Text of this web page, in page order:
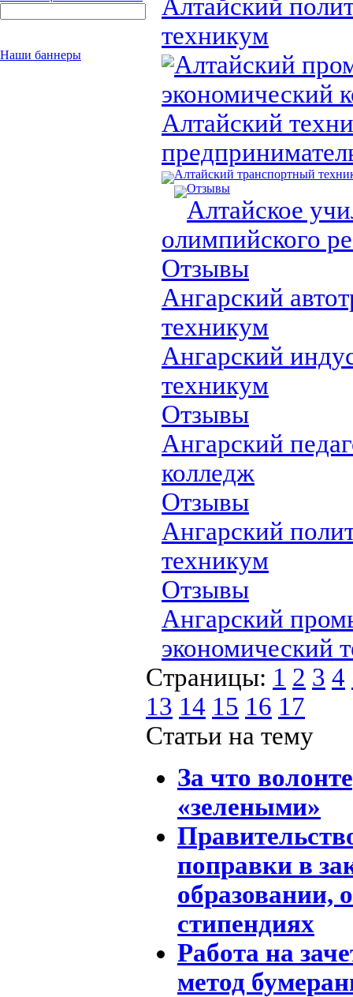
Наши баннеры
Алтайский
техникум
Алтайский
Алтайский
Алтайский транспортный
Отзывы
Алтайское
олимпийского
Отзывы
Ангарский
техникум
Ангарский
техникум
Отзывы
Ангарский
колледж
Отзывы
Ангарский
техникум
Отзывы
Ангарский
экономический
Страницы: 1 2 3 4
13 14 15 16 17
Статьи на тему
За что
«зелеными»
поправки в
образовании,
стипендиях
Работа на
метод